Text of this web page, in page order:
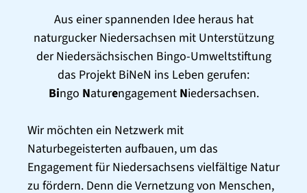
Aus einer spannenden Idee heraus hat
naturgucker Niedersachsen mit Unterstützung
der Niedersächsischen Bingo-Umweltstiftung
das Projekt BiNeN ins Leben gerufen:
Bingo Naturengagement Niedersachsen.
Wir möchten ein Netzwerk mit
Naturbegeisterten aufbauen, um das
Engagement für Niedersachsens vielfältige Natur
zu fördern. Denn die Vernetzung von Menschen,